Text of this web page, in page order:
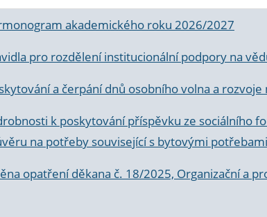
akademického roku 2026/2027
pro rozdělení institucionální podpory na
a čerpání dnů osobního volna a
k poskytování příspěvku ze sociálního
na potřeby související s bytovými
opatření děkana č. 18/2025, Organizační a